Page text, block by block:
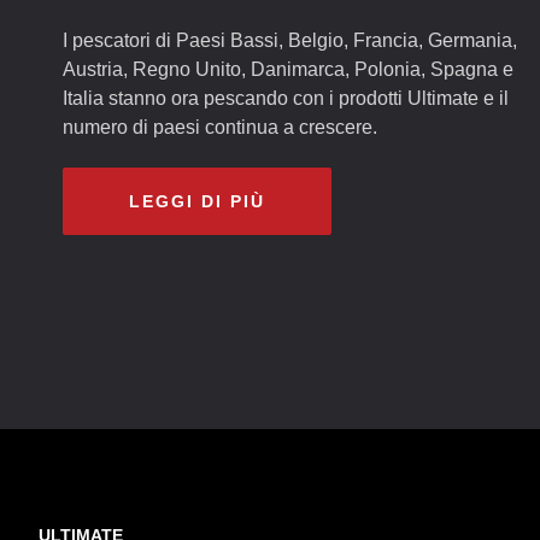
I pescatori di Paesi Bassi, Belgio, Francia, Germania,
Austria, Regno Unito, Danimarca, Polonia, Spagna e
Italia stanno ora pescando con i prodotti Ultimate e il
numero di paesi continua a crescere.
LEGGI DI PIÙ
ULTIMATE